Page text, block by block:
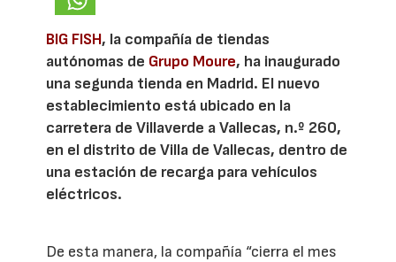
BIG FISH, la compañía de tiendas
autónomas de Grupo Moure, ha inaugurado
una segunda tienda en Madrid. El nuevo
establecimiento está ubicado en la
carretera de Villaverde a Vallecas, n.º 260,
en el distrito de Villa de Vallecas, dentro de
una estación de recarga para vehículos
eléctricos.
De esta manera, la compañía “cierra el mes